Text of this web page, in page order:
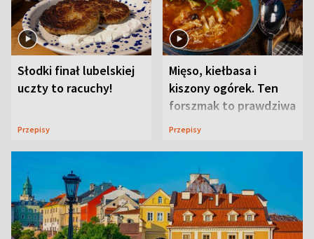
Słodki finał lubelskiej
uczty to racuchy!
Przepisy
Mięso, kiełbasa i
kiszony ogórek. Ten
forszmak to prawdziwa
uczta
Przepisy